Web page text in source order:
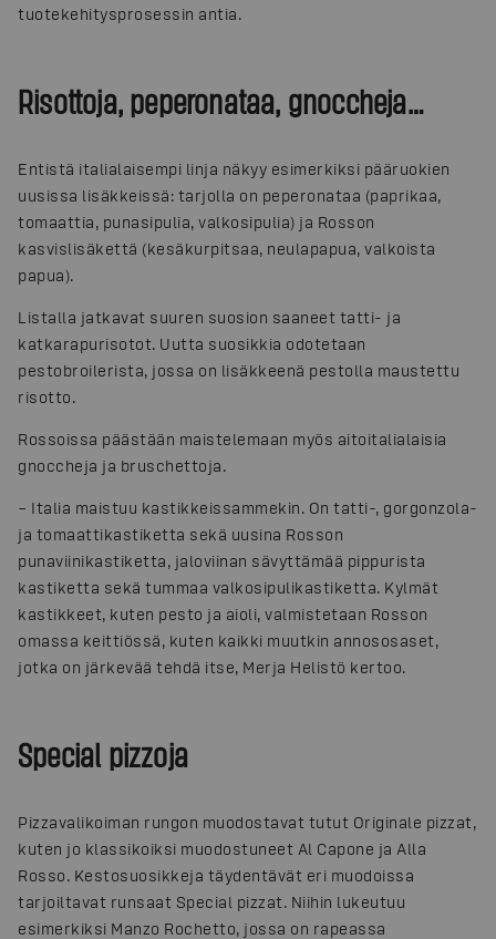
tuotekehitysprosessin antia.
Risottoja, peperonataa, gnoccheja…
Entistä italialaisempi linja näkyy esimerkiksi pääruokien
uusissa lisäkkeissä: tarjolla on peperonataa (paprikaa,
tomaattia, punasipulia, valkosipulia) ja Rosson
kasvislisäkettä (kesäkurpitsaa, neulapapua, valkoista
papua).
Listalla jatkavat suuren suosion saaneet tatti- ja
katkarapurisotot. Uutta suosikkia odotetaan
pestobroilerista, jossa on lisäkkeenä pestolla maustettu
risotto.
Rossoissa päästään maistelemaan myös aitoitalialaisia
gnoccheja ja bruschettoja.
– Italia maistuu kastikkeissammekin. On tatti-, gorgonzola-
ja tomaattikastiketta sekä uusina Rosson
punaviinikastiketta, jaloviinan sävyttämää pippurista
kastiketta sekä tummaa valkosipulikastiketta. Kylmät
kastikkeet, kuten pesto ja aioli, valmistetaan Rosson
omassa keittiössä, kuten kaikki muutkin annososaset,
jotka on järkevää tehdä itse, Merja Helistö kertoo.
Special pizzoja
Pizzavalikoiman rungon muodostavat tutut Originale pizzat,
kuten jo klassikoiksi muodostuneet Al Capone ja Alla
Rosso. Kestosuosikkeja täydentävät eri muodoissa
tarjoiltavat runsaat Special pizzat. Niihin lukeutuu
esimerkiksi Manzo Rochetto, jossa on rapeassa